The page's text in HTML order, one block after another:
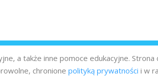
a także inne pomoce edukacyjne.
chronione polityką prywatności i w